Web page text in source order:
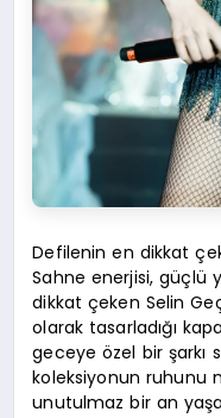
Defilenin en dikkat
Sahne enerjisi, güçlü
dikkat çeken Selin
olarak tasarladığı
geceye özel bir şarkı
koleksiyonun ruhunu
unutulmaz bir an